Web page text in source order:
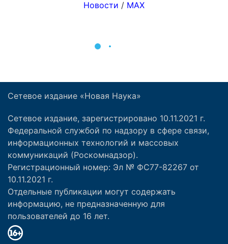
Сетевое издание «Новая Наука»
Сетевое издание, зарегистрировано 10.11.2021 г.
Федеральной службой по надзору в сфере связи,
информационных технологий и массовых
коммуникаций (Роскомнадзор).
Регистрационный номер: Эл № ФС77-82267 от
10.11.2021 г.
Отдельные публикации могут содержать
информацию, не предназначенную для
пользователей до 16 лет.